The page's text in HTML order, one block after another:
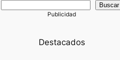
Buscar
Destacados